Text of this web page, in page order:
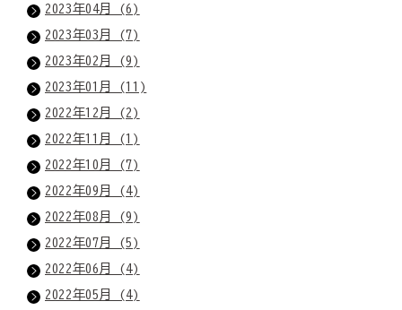
2023年04月 (6)
2023年03月 (7)
2023年02月 (9)
2023年01月 (11)
2022年12月 (2)
2022年11月 (1)
2022年10月 (7)
2022年09月 (4)
2022年08月 (9)
2022年07月 (5)
2022年06月 (4)
2022年05月 (4)